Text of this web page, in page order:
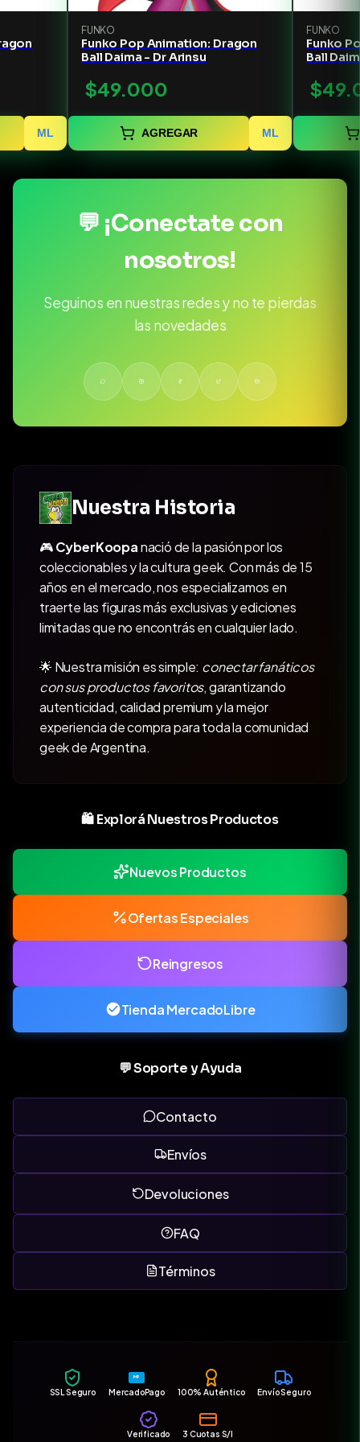
ML
FUNKO
Funko Pop Animation: Dragon
Ball Daima - Dr Arinsu
$49.000
AGREGAR ML
FUNKO
Funko
Ball
💬 ¡Conectate con
nosotros!
Seguinos en nuestras redes y no te pierdas
las novedades
Nuestra Historia
🎮CyberKoopanació de la pasión por los
coleccionables y la cultura geek. Con más de 15
años en el mercado, nos especializamos en
traerte las figuras más exclusivas y ediciones
limitadas que no encontrás en cualquier lado.
🌟 Nuestra misión es simple: conectar fanáticos
con sus productos favoritos, garantizando
autenticidad, calidad premium y la mejor
experiencia de compra para toda la comunidad
geek de Argentina.
🛍️ Explorá Nuestros Productos
Nuevos Productos
Ofertas Especiales
Reingresos
Tienda MercadoLibre
💬 Soporte y Ayuda
Contacto
Envíos
Devoluciones
FAQ
Términos
SSL Seguro
MP
MercadoPago 100% Auténtico Envío Seguro
Verificado 3 Cuotas S/I